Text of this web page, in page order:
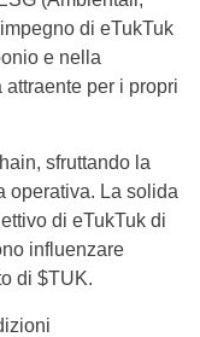
di eTukTuk
e nella
per i propri
sfruttando la
operativa. La solida
di eTukTuk di
influenzare
di $TUK.